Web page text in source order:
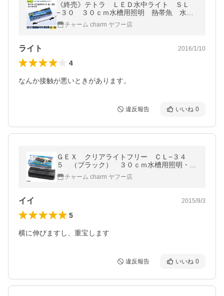
《終売》テトラ ＬＥＤ水中ライト ＳＬ
−３０ ３０ｃｍ水槽用照明 熱帯魚 水
草 アクアリウムライト
チャーム charm ヤフー店
ライト 2016/1/10
4
なんか接触が悪いときがあります。
違反報告 いいね 0
ＧＥＸ クリアライトフリー ＣＬ−３４
５ （ブラック） ３０ｃｍ水槽用照明・ラ
イト ジェックス 関東当日便
チャーム charm ヤフー店
イイ 2015/9/3
5
横に伸びますし、重宝します
違反報告 いいね 0